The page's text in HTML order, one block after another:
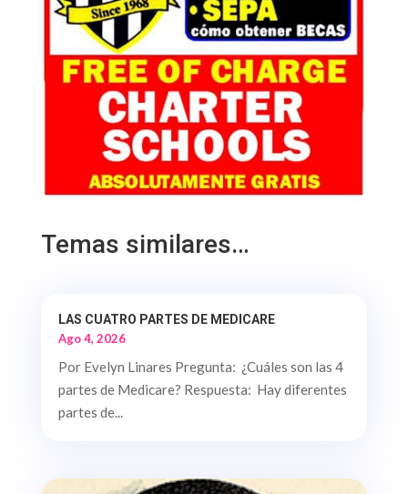
Temas similares…
LAS CUATRO PARTES DE MEDICARE
Ago 4, 2026
Por Evelyn Linares Pregunta: ¿Cuáles son las 4
partes de Medicare? Respuesta: Hay diferentes
partes de...